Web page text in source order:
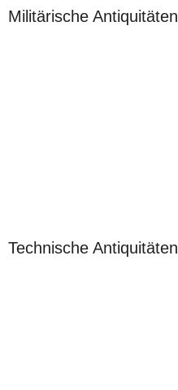
Militärische Antiquitäten
Technische Antiquitäten